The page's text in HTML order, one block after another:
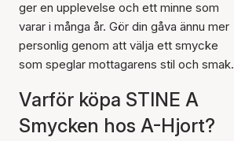
ger en upplevelse och ett minne som
varar i många år. Gör din gåva ännu mer
personlig genom att välja ett smycke
som speglar mottagarens stil och smak.
Varför köpa STINE A
Smycken hos A-Hjort?